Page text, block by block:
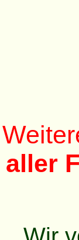
aller